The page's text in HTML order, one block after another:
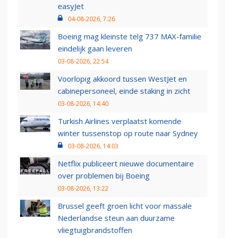
easyJet
04-08-2026, 7:26
Boeing mag kleinste telg 737 MAX-familie
eindelijk gaan leveren
03-08-2026, 22:54
Voorlopig akkoord tussen WestJet en
cabinepersoneel, einde staking in zicht
03-08-2026, 14:40
Turkish Airlines verplaatst komende
winter tussenstop op route naar Sydney
03-08-2026, 14:03
Netflix publiceert nieuwe documentaire
over problemen bij Boeing
03-08-2026, 13:22
Brussel geeft groen licht voor massale
Nederlandse steun aan duurzame
vliegtuigbrandstoffen